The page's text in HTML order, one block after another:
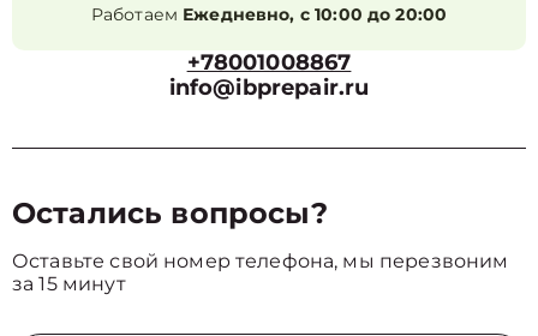
Работаем Ежедневно, с 10:00 до 20:00
+78001008867
info@ibprepair.ru
Остались вопросы?
Оставьте свой номер телефона, мы перезвоним
за 15 минут